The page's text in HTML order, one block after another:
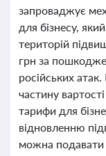
запроваджує
для бізнесу,
територій
грн за
російських
частину
тарифи для
відновленню
можна